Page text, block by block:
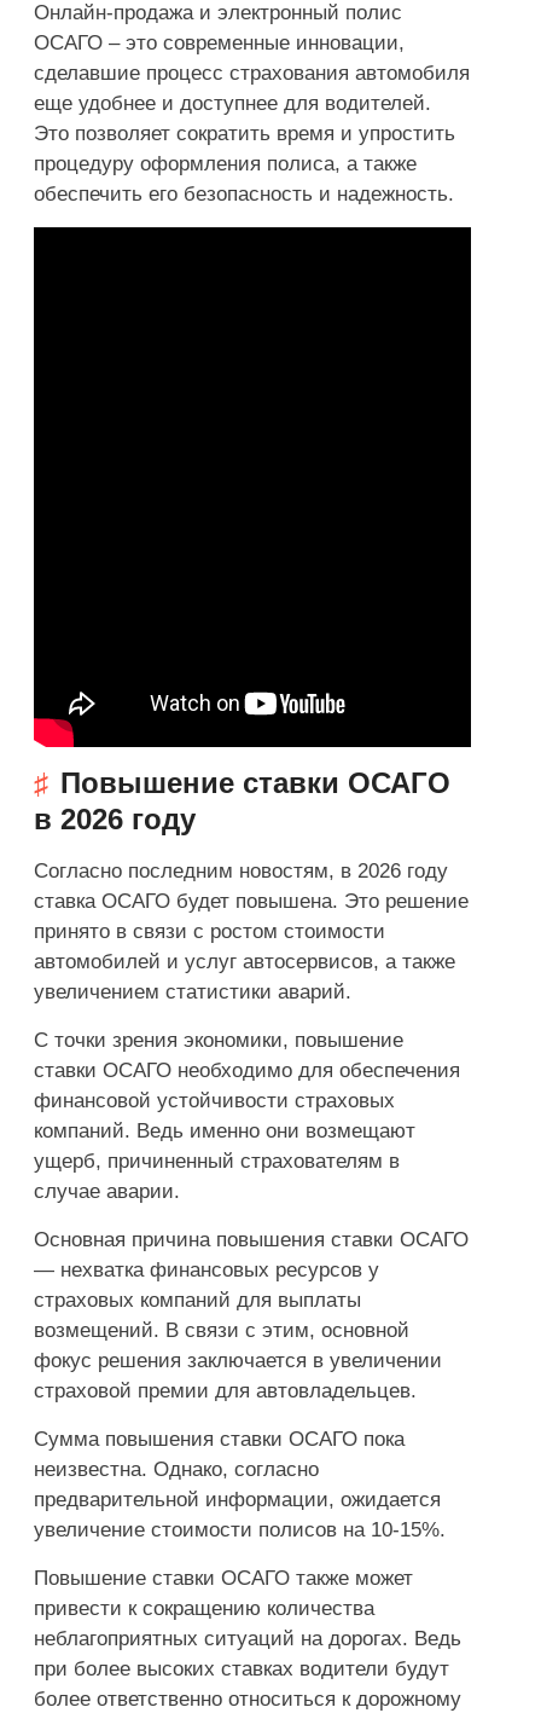
Онлайн-продажа и электронный полис
ОСАГО – это современные инновации,
сделавшие процесс страхования автомобиля
еще удобнее и доступнее для водителей.
Это позволяет сократить время и упростить
процедуру оформления полиса, а также
обеспечить его безопасность и надежность.
Повышение ставки ОСАГО
в 2026 году
Согласно последним новостям, в 2026 году
ставка ОСАГО будет повышена. Это решение
принято в связи с ростом стоимости
автомобилей и услуг автосервисов, а также
увеличением статистики аварий.
С точки зрения экономики, повышение
ставки ОСАГО необходимо для обеспечения
финансовой устойчивости страховых
компаний. Ведь именно они возмещают
ущерб, причиненный страхователям в
случае аварии.
Основная причина повышения ставки ОСАГО
— нехватка финансовых ресурсов у
страховых компаний для выплаты
возмещений. В связи с этим, основной
фокус решения заключается в увеличении
страховой премии для автовладельцев.
Сумма повышения ставки ОСАГО пока
неизвестна. Однако, согласно
предварительной информации, ожидается
увеличение стоимости полисов на 10-15%.
Повышение ставки ОСАГО также может
привести к сокращению количества
неблагоприятных ситуаций на дорогах. Ведь
при более высоких ставках водители будут
более ответственно относиться к дорожному